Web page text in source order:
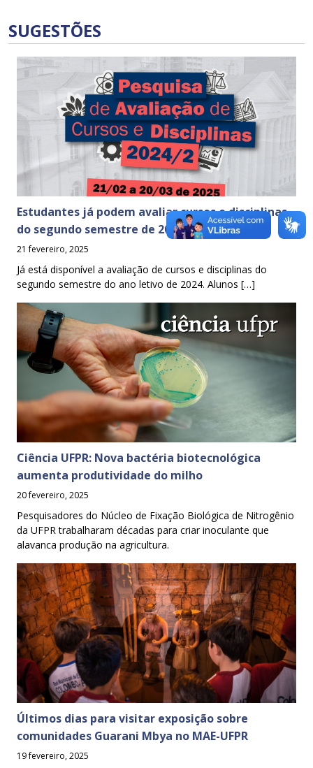
SUGESTÕES
Estudantes já podem avaliar cursos e disciplinas
do segundo semestre de 2024
21 fevereiro, 2025
Já está disponível a avaliação de cursos e disciplinas do
segundo semestre do ano letivo de 2024. Alunos […]
Ciência UFPR: Nova bactéria biotecnológica
aumenta produtividade do milho
20 fevereiro, 2025
Pesquisadores do Núcleo de Fixação Biológica de Nitrogênio
da UFPR trabalharam décadas para criar inoculante que
alavanca produção na agricultura.
Últimos dias para visitar exposição sobre
comunidades Guarani Mbya no MAE-UFPR
19 fevereiro, 2025